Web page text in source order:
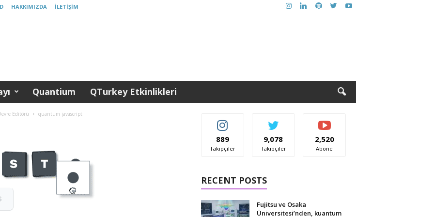
HAKKIMIZDA İLETIŞIM
Quantium QTurkey Etkinlikleri
Editörü quantum javascript
889
Takipçiler
9,078
Takipçiler
2,520
Abone
RECENT POSTS
Fujitsu ve Osaka
Üniversitesi’nden, kuantum